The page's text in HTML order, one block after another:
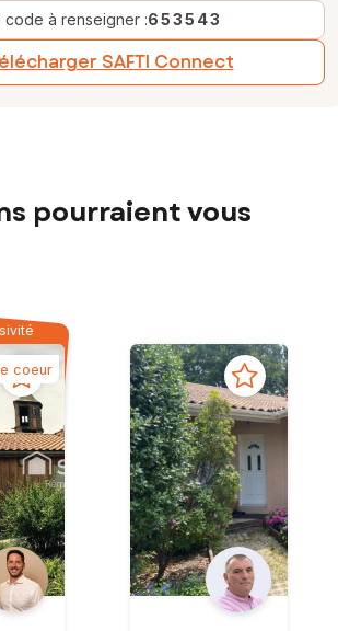
code à renseigner :653543
SAFTI Connect
pourraient vous
coeur